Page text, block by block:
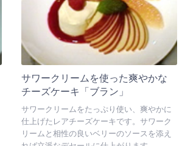
サワークリームを使った爽やかな
チーズケーキ「ブラン」
サワークリームをたっぷり使い、爽やかに
仕上げたレアチーズケーキです。サワーク
リームと相性の良いベリーのソースを添え